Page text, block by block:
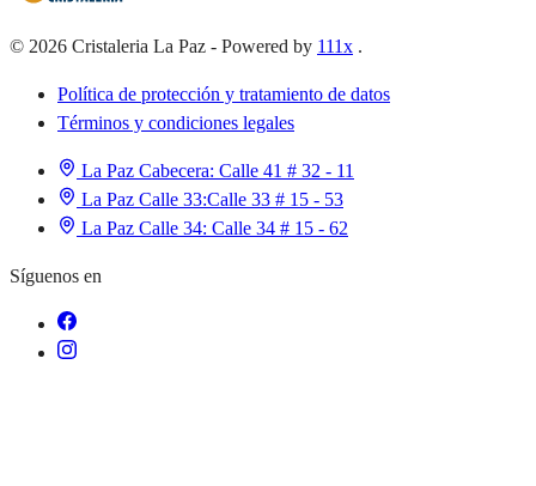
© 2026 Cristaleria La Paz - Powered by 111x .
Política de protección y tratamiento de datos
Términos y condiciones legales
La Paz Cabecera: Calle 41 # 32 - 11
La Paz Calle 33:Calle 33 # 15 - 53
La Paz Calle 34: Calle 34 # 15 - 62
Síguenos en